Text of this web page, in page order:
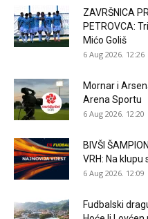
ZAVRŠNICA
PETROVCA:
Mićo Goliš
6 Aug 2026. 12:26
Mornar i
Arena Sportu
6 Aug 2026. 12:20
BIVŠI
VRH: Na
6 Aug 2026. 12:09
Fudbalski